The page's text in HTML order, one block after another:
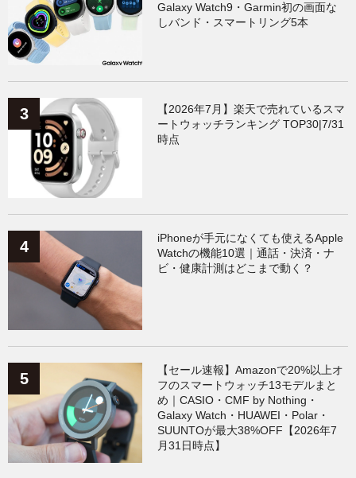
Galaxy Watch9・Garmin初の画面な
しバンド・スマートリング5本
【2026年7月】楽天で売れているスマ
ートウォッチランキング TOP30|7/31
時点
iPhoneが手元になくても使えるApple
Watchの機能10選｜通話・決済・ナ
ビ・健康計測はどこまで動く？
【セール速報】Amazonで20%以上オ
フのスマートウォッチ13モデルまと
め｜CASIO・CMF by Nothing・
Galaxy Watch・HUAWEI・Polar・
SUUNTOが最大38%OFF【2026年7
月31日時点】